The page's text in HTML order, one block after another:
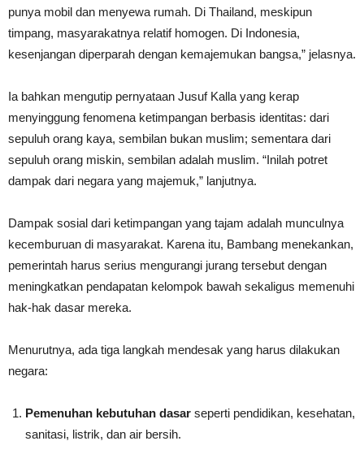
punya mobil dan menyewa rumah. Di Thailand, meskipun
timpang, masyarakatnya relatif homogen. Di Indonesia,
kesenjangan diperparah dengan kemajemukan bangsa,” jelasnya.
Ia bahkan mengutip pernyataan Jusuf Kalla yang kerap
menyinggung fenomena ketimpangan berbasis identitas: dari
sepuluh orang kaya, sembilan bukan muslim; sementara dari
sepuluh orang miskin, sembilan adalah muslim. “Inilah potret
dampak dari negara yang majemuk,” lanjutnya.
Dampak sosial dari ketimpangan yang tajam adalah munculnya
kecemburuan di masyarakat. Karena itu, Bambang menekankan,
pemerintah harus serius mengurangi jurang tersebut dengan
meningkatkan pendapatan kelompok bawah sekaligus memenuhi
hak-hak dasar mereka.
Menurutnya, ada tiga langkah mendesak yang harus dilakukan
negara:
Pemenuhan kebutuhan dasar seperti pendidikan, kesehatan,
sanitasi, listrik, dan air bersih.